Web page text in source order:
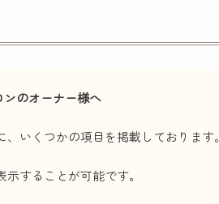
ンのオーナー様へ
いくつかの項目を掲載しております。
することが可能です。